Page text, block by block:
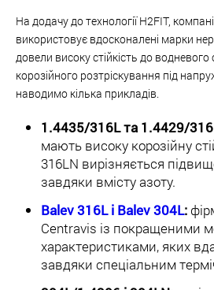
На додачу до технології H2FIT,
використовує вдосконалені марки
довели високу стійкість до
корозійного розтріскування під
наводимо кілька прикладів.
1.4435/316L та 1.4429/
мають високу корозійну
316LN вирізняється
завдяки вмісту азоту.
Balev 316L і Balev 304L:
Centravis із покращеними
характеристиками, яких
завдяки спеціальним